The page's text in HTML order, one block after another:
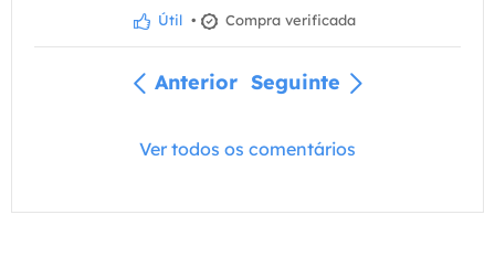
Útil • Compra verificada
Anterior Seguinte
Ver todos os comentários